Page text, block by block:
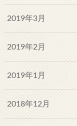
2019年3月
2019年2月
2019年1月
2018年12月